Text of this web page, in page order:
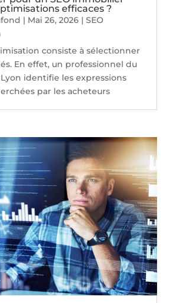
efficaces ?
| Mai 26, 2026 |SEO
consiste à sélectionner
En effet, un professionnel du
identifie les expressions
par les acheteurs